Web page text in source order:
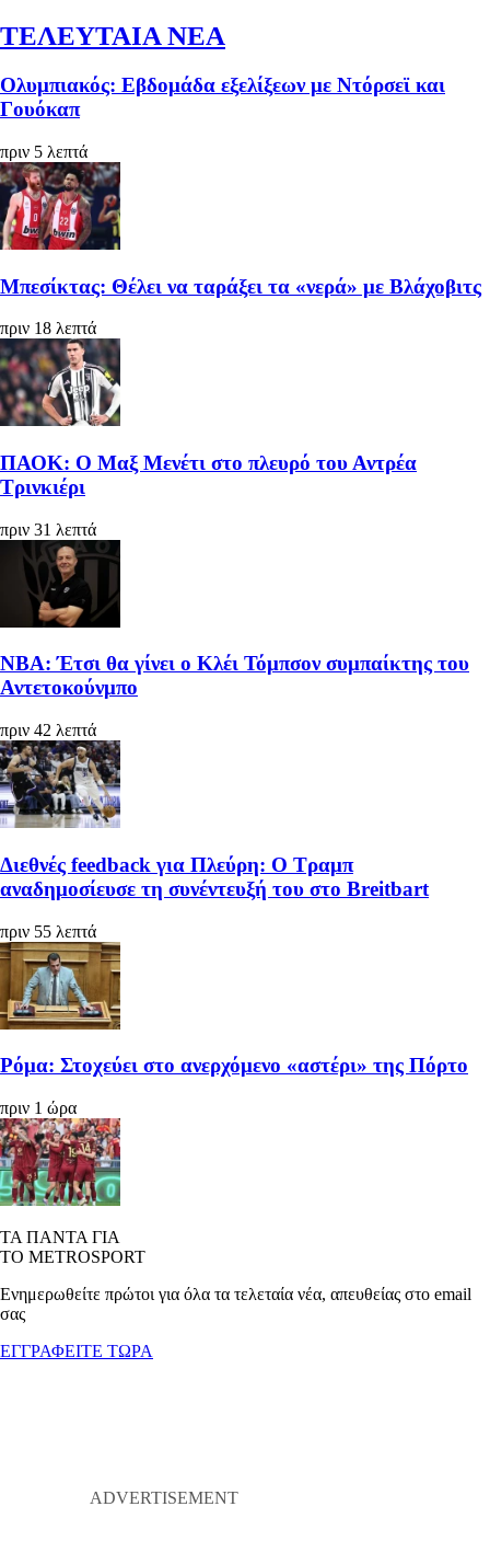
ΤΕΛΕΥΤΑΙΑ ΝΕΑ
Ολυμπιακός: Εβδομάδα εξελίξεων με Ντόρσεϊ και
Γουόκαπ
πριν 5 λεπτά
Μπεσίκτας: Θέλει να ταράξει τα «νερά» με Βλάχοβιτς
πριν 18 λεπτά
ΠΑΟΚ: Ο Μαξ Μενέτι στο πλευρό του Αντρέα
Τρινκιέρι
πριν 31 λεπτά
ΝΒΑ: Έτσι θα γίνει ο Κλέι Τόμπσον συμπαίκτης του
Αντετοκούνμπο
πριν 42 λεπτά
Διεθνές feedback για Πλεύρη: Ο Τραμπ
αναδημοσίευσε τη συνέντευξή του στο Breitbart
πριν 55 λεπτά
Ρόμα: Στοχεύει στο ανερχόμενο «αστέρι» της Πόρτο
πριν 1 ώρα
ΤΑ ΠΑΝΤΑ ΓΙΑ
ΤΟ METROSPORT
Ενημερωθείτε πρώτοι για όλα τα τελεταία νέα, απευθείας στο email
σας
ΕΓΓΡΑΦΕΙΤΕ ΤΩΡΑ